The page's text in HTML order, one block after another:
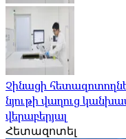
Չինացի
նյութի վաղուց
վերաբերյալ
Հետազոտել